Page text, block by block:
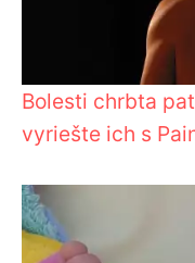
Bolesti chrbta
vyriešte ich s